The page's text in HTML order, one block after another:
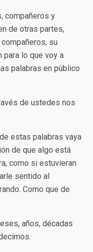
compañeros y
de otras partes,
su
para lo que voy a
palabras en público
de ustedes nos
estas palabras vaya
de que algo está
como si estuvieran
sentido al
Como que de
años, décadas